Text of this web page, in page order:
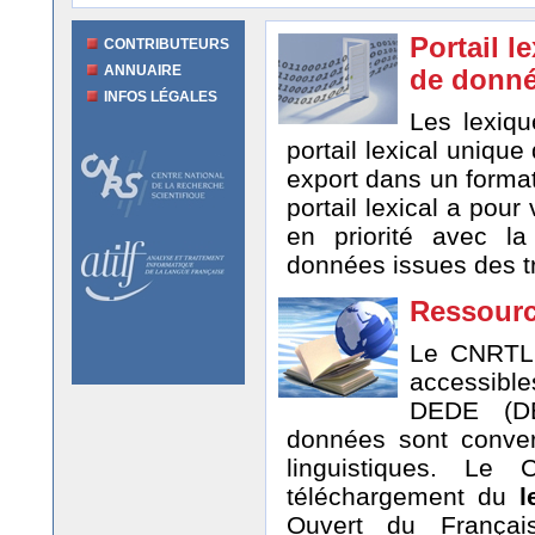
CONTRIBUTEURS
ANNUAIRE
INFOS LÉGALES
Portail
de
Les
portail lexical unique
export dans un
portail lexical a pour
en priorité avec la
données issues des
Le
DEDE
données sont
linguistiques. Le
téléchargement du
Ouvert du